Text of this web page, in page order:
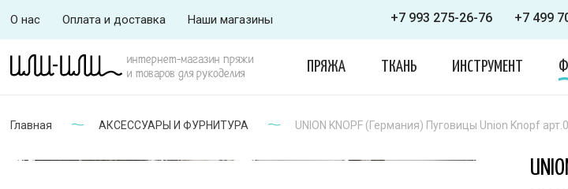
О нас Оплата и доставка Наши магазины +7 993 275-26-76 +7 499
интернет-магазин пряжи
и товаров для рукоделия
ПРЯЖА ТКАНЬ ИНСТРУМЕНТ
Главная АКСЕССУАРЫ И ФУРНИТУРА UNION KNOPF (Германия) Пуговицы Union Knopf